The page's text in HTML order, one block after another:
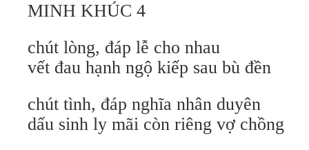
MINH KHÚC 4
chút lòng, đáp lễ cho nhau
vết đau hạnh ngộ kiếp sau bù đền
chút tình, đáp nghĩa nhân duyên
dấu sinh ly mãi còn riêng vợ chồng